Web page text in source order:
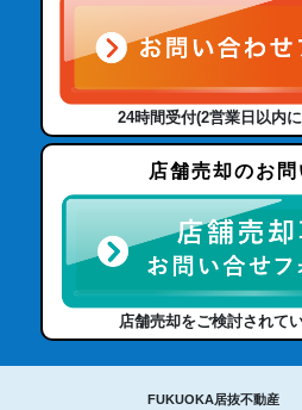
24時間受付(2営業日以内
店舗売却のお
店舗売却をご検討されて
FUKUOKA居抜不動産